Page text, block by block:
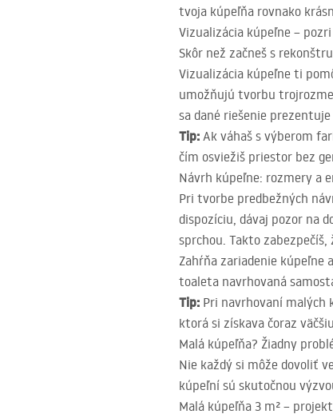
tvoja kúpeľňa rovnako
Vizualizácia kúpeľne –
Skôr než začneš s
Vizualizácia kúpeľne ti
umožňujú tvorbu
sa dané riešenie
Tip: Ak váhaš s výberom
čím osviežiš priestor bez
Návrh kúpeľne: rozmery a
Pri tvorbe predbežných
dispozíciu, dávaj pozor na
sprchou. Takto
Zahŕňa zariadenie kúpeľne
toaleta navrhovaná
Tip: Pri navrhovaní
ktorá si získava čoraz
Malá kúpeľňa? Žiadny
Nie každý si môže dovoliť
kúpeľní sú skutočnou
Malá kúpeľňa 3 m² –